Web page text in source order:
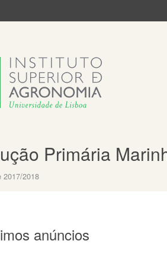
Primária
2017/2018
anúncios